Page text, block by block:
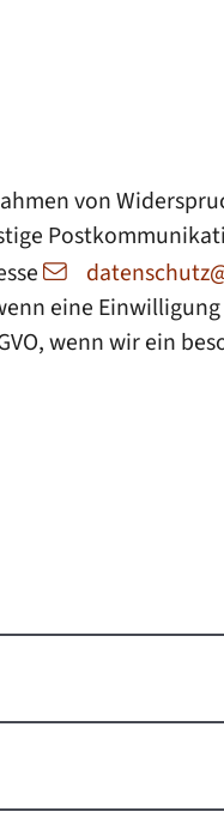
von
eine
wenn wir ein